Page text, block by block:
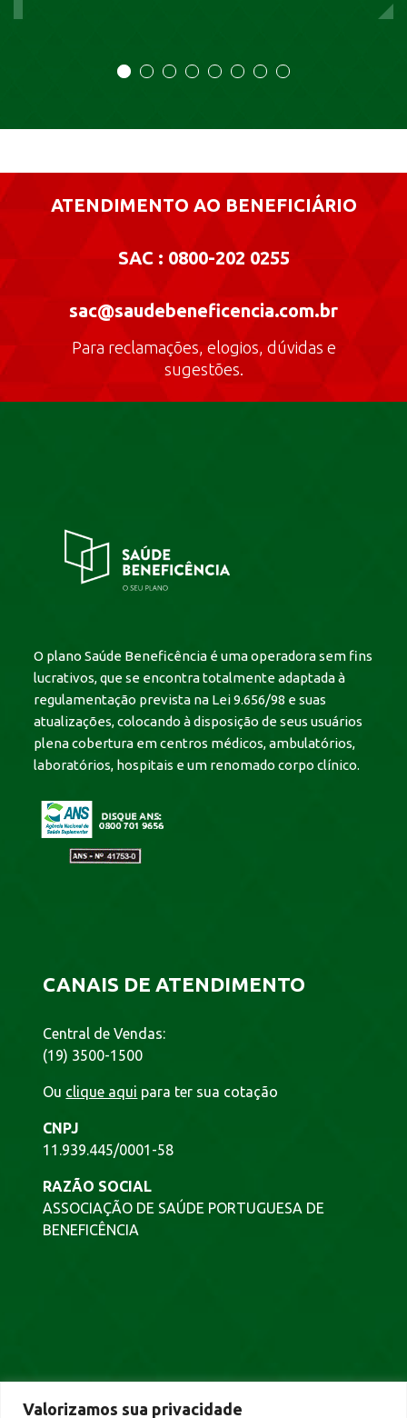
Valorizamos sua privacidade
ATENDIMENTO AO BENEFICIÁRIO
SAC : 0800-202 0255
sac@saudebeneficencia.com.br
Para reclamações, elogios, dúvidas e
sugestões.
O plano Saúde Beneficência é uma operadora sem fins
lucrativos, que se encontra totalmente adaptada à
regulamentação prevista na Lei 9.656/98 e suas
atualizações, colocando à disposição de seus usuários
plena cobertura em centros médicos, ambulatórios,
laboratórios, hospitais e um renomado corpo clínico.
CANAIS DE ATENDIMENTO
Central de Vendas:
(19) 3500-1500
Ou clique aqui para ter sua cotação
CNPJ
11.939.445/0001-58
RAZÃO SOCIAL
ASSOCIAÇÃO DE SAÚDE PORTUGUESA DE
BENEFICÊNCIA
NEWSLETTER